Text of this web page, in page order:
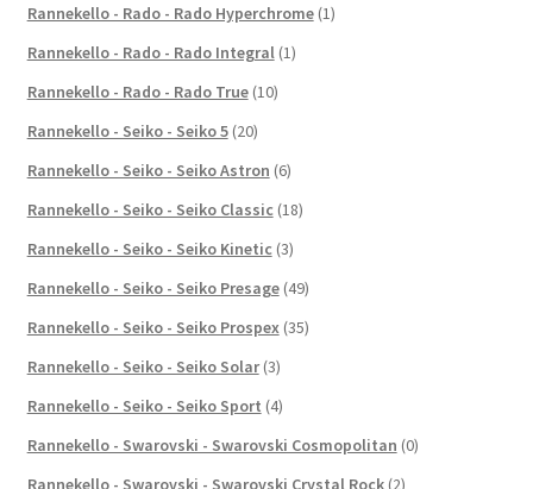
Rannekello - Rado - Rado Hyperchrome (1)
Rannekello - Rado - Rado Integral (1)
Rannekello - Rado - Rado True (10)
Rannekello - Seiko - Seiko 5 (20)
Rannekello - Seiko - Seiko Astron (6)
Rannekello - Seiko - Seiko Classic (18)
Rannekello - Seiko - Seiko Kinetic (3)
Rannekello - Seiko - Seiko Presage (49)
Rannekello - Seiko - Seiko Prospex (35)
Rannekello - Seiko - Seiko Solar (3)
Rannekello - Seiko - Seiko Sport (4)
Rannekello - Swarovski - Swarovski Cosmopolitan (0)
Rannekello - Swarovski - Swarovski Crystal Rock (2)